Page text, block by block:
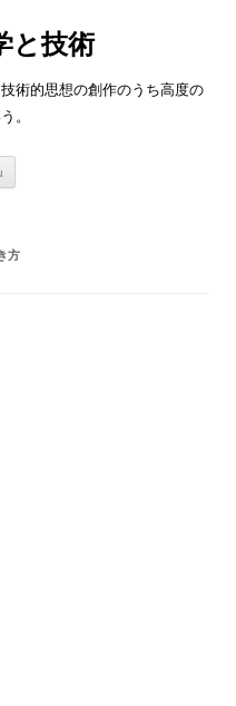
と技術
術的思想の創作のうち高度の
。
方